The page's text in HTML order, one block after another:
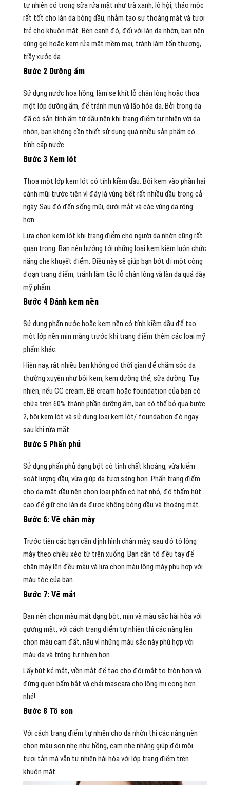
tự nhiên có trong sữa rửa mặt như trà xanh, lô hội, thảo mộc
rất tốt cho làn da bóng dầu, nhằm tạo sự thoáng mát và tươi
trẻ cho khuôn mặt. Bên cạnh đó, đối với làn da nhờn, bạn nên
dùng gel hoặc kem rửa mặt mềm mại, tránh làm tổn thương,
trầy xước da.
Bước 2 Dưỡng ẩm
Sử dụng nước hoa hồng, làm se khít lỗ chân lông hoặc thoa
một lớp dưỡng ẩm, để tránh mụn và lão hóa da. Bởi trong da
đã có sẵn tính ẩm từ dầu nên khi trang điểm tự nhiên với da
nhờn, bạn không cần thiết sử dụng quá nhiều sản phẩm có
tính cấp nước.
Bước 3 Kem lót
Thoa một lớp kem lót có tính kiềm dầu. Bôi kem vào phần hai
cánh mũi trước tiên vì đây là vùng tiết rất nhiều dầu trong cả
ngày. Sau đó đến sống mũi, dưới mắt và các vùng da rộng
hơn.
Lựa chọn kem lót khi trang điểm cho người da nhờn cũng rất
quan trọng. Bạn nên hướng tới những loại kem kiêm luôn chức
năng che khuyết điểm. Điều này sẽ giúp bạn bớt đi một công
đoạn trang điểm, tránh làm tắc lỗ chân lông và làn da quá dày
mỹ phẩm.
Bước 4 Đánh kem nền
Sử dụng phấn nước hoặc kem nền có tính kiềm dầu để tạo
một lớp nền mịn màng trước khi trang điểm thêm các loại mỹ
phẩm khác.
Hiện nay, rất nhiều bạn không có thời gian để chăm sóc da
thường xuyên như bôi kem, kem dưỡng thể, sữa dưỡng. Tuy
nhiên, nếu CC cream, BB cream hoặc foundation của bạn có
chứa trên 60% thành phần dưỡng ẩm, bạn có thể bỏ qua bước
2, bôi kem lót và sử dụng loại kem lót/ foundation đó ngay
sau khi rửa mặt.
Bước 5 Phấn phủ
Sử dụng phấn phủ dạng bột có tính chất khoáng, vừa kiểm
soát lượng dầu, vừa giúp da tươi sáng hơn. Phấn trang điểm
cho da mặt dầu nên chọn loại phấn có hạt nhỏ, độ thấm hút
cao để giữ cho làn da được không bóng dầu và thoáng mát.
Bước 6: Vẽ chân mày
Trước tiên các bạn cần định hình chân mày, sau đó tô lông
mày theo chiều xéo từ trên xuống. Bạn cần tô đều tay để
chân mày lên đều màu và lựa chọn màu lông mày phụ hợp với
màu tóc của bạn.
Bước 7: Vẽ mắt
Bạn nên chọn màu mắt dạng bột, mịn và màu sắc hài hòa với
gương mặt, với cách trang điểm tự nhiên thì các nàng lên
chọn màu cam đất, nâu vì những màu sắc này phù hợp với
màu da và trông tự nhiên hơn.
Lấy bút kẻ mắt, viền mắt để tạo cho đôi mắt to tròn hơn và
đừng quên bấm bắt và chải mascara cho lông mi cong hơn
nhé!
Bước 8 Tô son
Với cách trang điểm tự nhiên cho da nhờn thì các nàng nên
chọn màu son nhẹ như hồng, cam nhẹ nhàng giúp đôi môi
tươi tắn mà vẫn tự nhiên hài hòa với lớp trang điểm trên
khuôn mặt.